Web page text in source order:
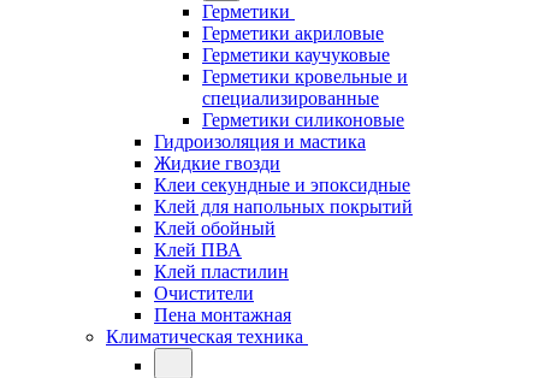
Герметики
Герметики акриловые
Герметики каучуковые
Герметики кровельные и
специализированные
Герметики силиконовые
Гидроизоляция и мастика
Жидкие гвозди
Клеи секундные и эпоксидные
Клей для напольных покрытий
Клей обойный
Клей ПВА
Клей пластилин
Очистители
Пена монтажная
Климатическая техника